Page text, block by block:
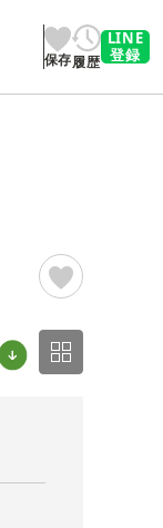
保存履歴
LINE
登録
2/9